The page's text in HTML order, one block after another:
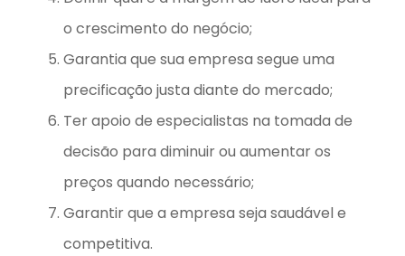
o crescimento do negócio;
Garantia que sua empresa segue uma
precificação justa diante do mercado;
Ter apoio de especialistas na tomada de
decisão para diminuir ou aumentar os
preços quando necessário;
Garantir que a empresa seja saudável e
competitiva.